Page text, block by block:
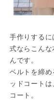
手作りする
式ならこん
んです。
ベルトを締
ッドコート
コート。